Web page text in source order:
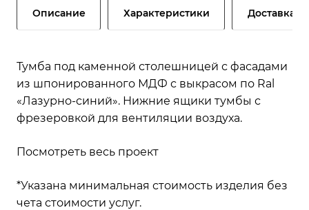
Описание Характеристики Доставка и
Тумба под каменной столешницей с фасадами
из шпонированного МДФ с выкрасом по Ral
«Лазурно-синий». Нижние ящики тумбы с
фрезеровкой для вентиляции воздуха.
Посмотреть весь проект
*Указана минимальная стоимость изделия без
чета стоимости услуг.